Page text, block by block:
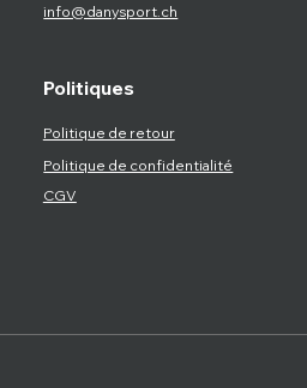
Politiques
Politique de retour
info@danysport.ch
Politique de confidentialité
CGV